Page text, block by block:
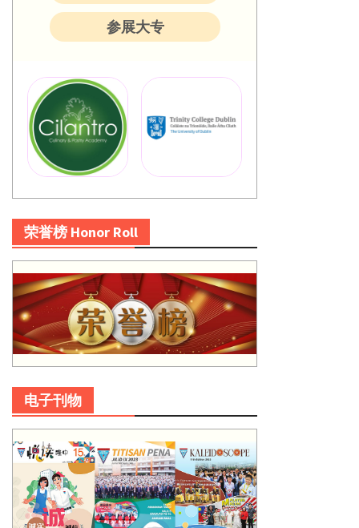
参展大专
荣誉榜 Honor Roll
电子刊物